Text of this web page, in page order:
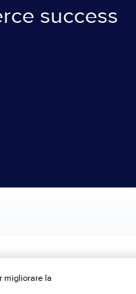
success
migliorare la